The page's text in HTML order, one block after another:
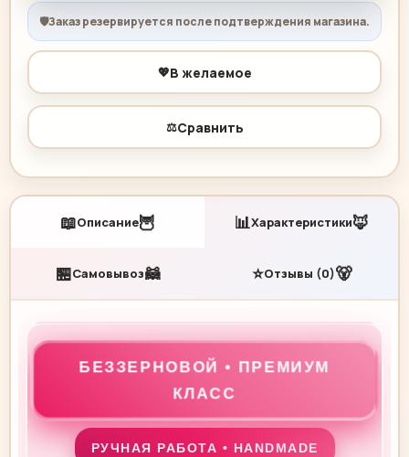
💖В желаемое
⚖️Сравнить
🛡️Заказ резервируется после подтверждения магазина.
📖Описание🦉 📊Характеристики🦊
🏪Самовывоз🦝 ⭐Отзывы (0)🐻
БЕЗЗЕРНОВОЙ • ПРЕМИУМ
КЛАСС
РУЧНАЯ РАБОТА • HANDMADE